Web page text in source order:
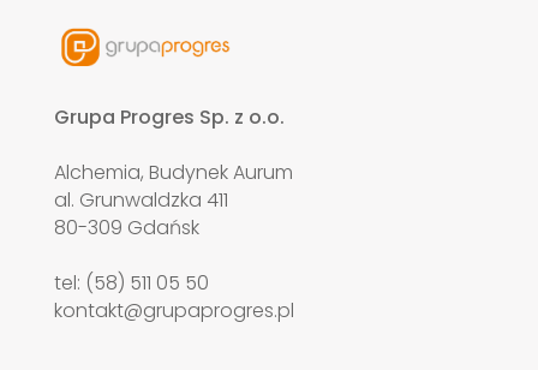
Grupa Progres Sp. z o.o.
Alchemia, Budynek Aurum
al. Grunwaldzka 411
80-309 Gdańsk
tel: (58) 511 05 50
kontakt@grupaprogres.pl